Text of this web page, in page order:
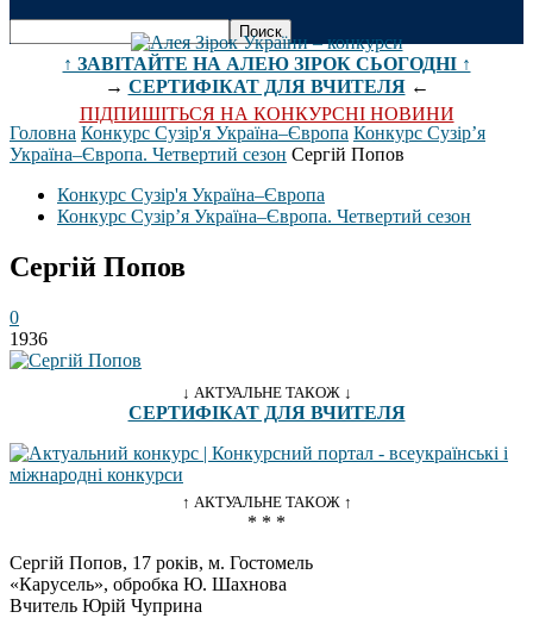
↑ ЗАВІТАЙТЕ НА АЛЕЮ ЗІРОК СЬОГОДНІ ↑
→ СЕРТИФІКАТ ДЛЯ ВЧИТЕЛЯ←
ПІДПИШІТЬСЯ НА КОНКУРСНІ НОВИНИ
Головна Конкурс Сузір'я Україна–Європа Конкурс Сузір’я
Україна–Європа. Четвертий сезон Сергій Попов
Конкурс Сузір'я Україна–Європа
Конкурс Сузір’я Україна–Європа. Четвертий сезон
Сергій Попов
0
1936
↓ АКТУАЛЬНЕ ТАКОЖ ↓
СЕРТИФІКАТ ДЛЯ ВЧИТЕЛЯ
↑ АКТУАЛЬНЕ ТАКОЖ ↑
* * *
Сергій Попов, 17 років, м. Гостомель
«Карусель», обробка Ю. Шахнова
Вчитель Юрій Чуприна